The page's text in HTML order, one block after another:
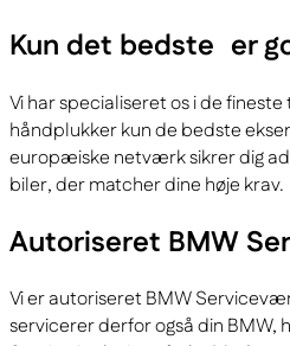
Kun det bedste er
Vi har specialiseret os i de
håndplukker kun de bedste
europæiske netværk sikrer dig
biler, der matcher dine høje krav.
Autoriseret BMW
Vi er autoriseret BMW
servicerer derfor også din BMW,